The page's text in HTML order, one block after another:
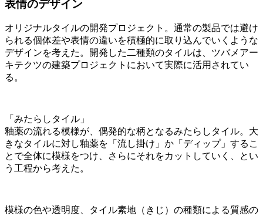
表情のデザイン
オリジナルタイルの開発プロジェクト。通常の製品では避け
られる個体差や表情の違いを積極的に取り込んでいくような
デザインを考えた。開発した二種類のタイルは、ツバメアー
キテクツの建築プロジェクトにおいて実際に活用されてい
る。
「みたらしタイル」
釉薬の流れる模様が、偶発的な柄となるみたらしタイル。大
きなタイルに対し釉薬を「流し掛け」か「ディップ」するこ
とで全体に模様をつけ、さらにそれをカットしていく、とい
う工程から考えた。
模様の色や透明度、タイル素地（きじ）の種類による質感の